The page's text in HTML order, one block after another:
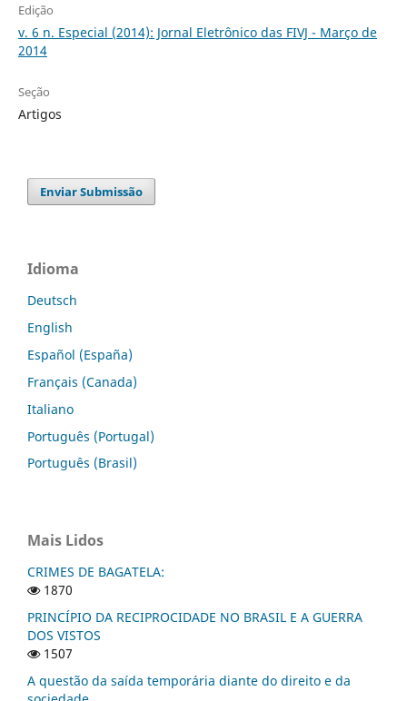
Edição
v. 6 n. Especial (2014): Jornal Eletrônico das FIVJ - Março de
2014
Seção
Artigos
Enviar Submissão
Idioma
Deutsch
English
Español (España)
Français (Canada)
Italiano
Português (Portugal)
Português (Brasil)
Mais Lidos
CRIMES DE BAGATELA:
1870
PRINCÍPIO DA RECIPROCIDADE NO BRASIL E A GUERRA
DOS VISTOS
1507
A questão da saída temporária diante do direito e da